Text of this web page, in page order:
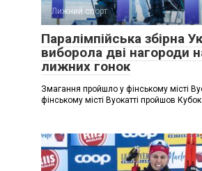
Лижний спорт
Паралімпійська збірна
виборола дві нагороди
лижних гонок
Змагання пройшло у фінському місті
фінському місті Вуокатті пройшов Кубок